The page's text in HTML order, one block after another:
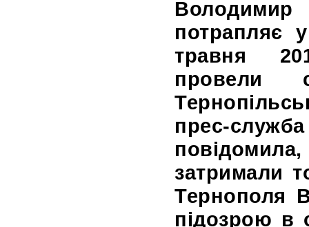
потрапляє
травня
провели
прес-
затримали
Тернополя
підозрою в